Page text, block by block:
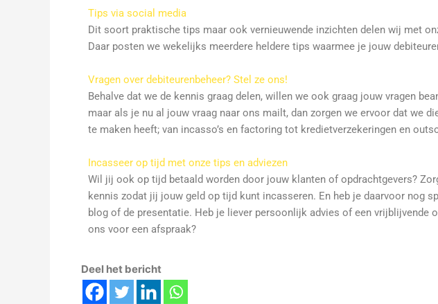
Tips via social media
Dit soort praktische tips maar ook vernieuwende inzichten delen wij met
Daar posten we wekelijks meerdere heldere tips waarmee je jouw
Vragen over debiteurenbeheer? Stel ze ons!
Behalve dat we de kennis graag delen, willen we ook graag jouw vragen
maar als je nu al jouw vraag naar ons mailt, dan zorgen we ervoor dat we
te maken heeft; van incasso’s en factoring tot kredietverzekeringen en
Incasseer op tijd met onze tips en adviezen
Wil jij ook op tijd betaald worden door jouw klanten of opdrachtgevers?
kennis zodat jij jouw geld op tijd kunt incasseren. En heb je daarvoor nog
blog of de presentatie. Heb je liever persoonlijk advies of een
ons voor een afspraak?
Deel het bericht